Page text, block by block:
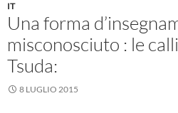
IT
Una forma
misconosciuto : le
Tsuda:
8 LUGLIO 2015